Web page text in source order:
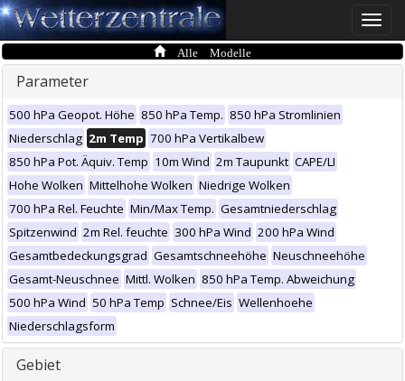
Toggle
Alle Modelle
Parameter
500 hPa Geopot. Höhe 850 hPa Temp. 850 hPa Stromlinien
Niederschlag 2m Temp 700 hPa Vertikalbew
850 hPa Pot. Äquiv. Temp 10m Wind 2m Taupunkt CAPE/LI
Hohe Wolken Mittelhohe Wolken Niedrige Wolken
700 hPa Rel. Feuchte Min/Max Temp. Gesamtniederschlag
Spitzenwind 2m Rel. feuchte 300 hPa Wind 200 hPa Wind
Gesamtbedeckungsgrad Gesamtschneehöhe Neuschneehöhe
Gesamt-Neuschnee Mittl. Wolken 850 hPa Temp. Abweichung
500 hPa Wind 50 hPa Temp Schnee/Eis Wellenhoehe
Niederschlagsform
Gebiet